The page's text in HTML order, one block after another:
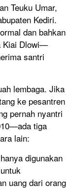
Teuku Umar,
Kediri.
dan bahkan
Kiai Dlowi—
santri
lembaga. Jika
ke pesantren
pernah nyantri
tiga
lain:
digunakan
uang dari orang